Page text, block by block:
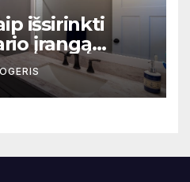
išsirinkti
įrangą